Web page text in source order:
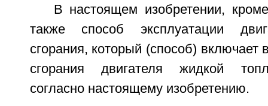
В настоящем изобретении,
также способ эксплуатации
сгорания, который (способ) включает
сгорания двигателя жидкой
согласно настоящему изобретению.